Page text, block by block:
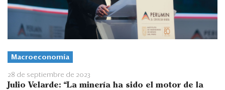
Macroeconomía
28 de septiembre de 2023
Julio Velarde: “La minería ha sido el motor de la